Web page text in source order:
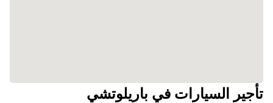
تأجير السيارات في باريلوتشي